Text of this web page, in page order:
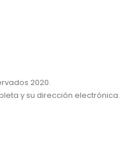
2020.
y su dirección electrónica.